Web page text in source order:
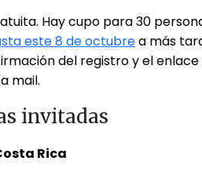
Hay cupo para 30
este 8 de octubrea más
del registro y el
mail.
invitadas
Rica